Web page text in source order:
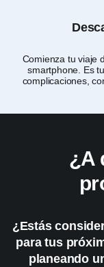
Comienza tu viaje
smartphone. Es
complicaciones,
¿A
¿Estás
para tus
planeando